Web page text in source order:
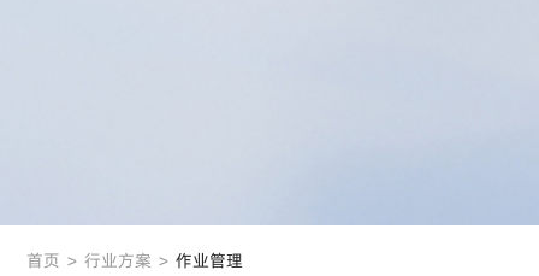
首页 > 行业方案 > 作业管理